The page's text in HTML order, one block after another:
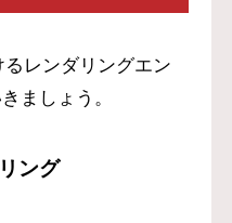
レンダリングエン
ましょう。
ング